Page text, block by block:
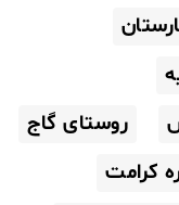
روستای گاج
کرامت